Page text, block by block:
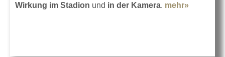
Wirkung im Stadion und in der Kamera. mehr»